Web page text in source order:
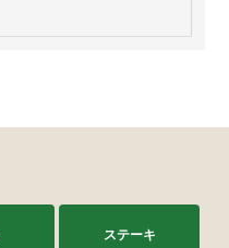
ステーキ